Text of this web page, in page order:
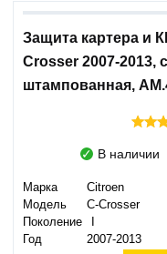
Защита картера и
Crosser 2007-2013,
штампованная,
В наличии
Марка
Citroen
Модель
C-Crosser
Поколение
Год
2007-2013